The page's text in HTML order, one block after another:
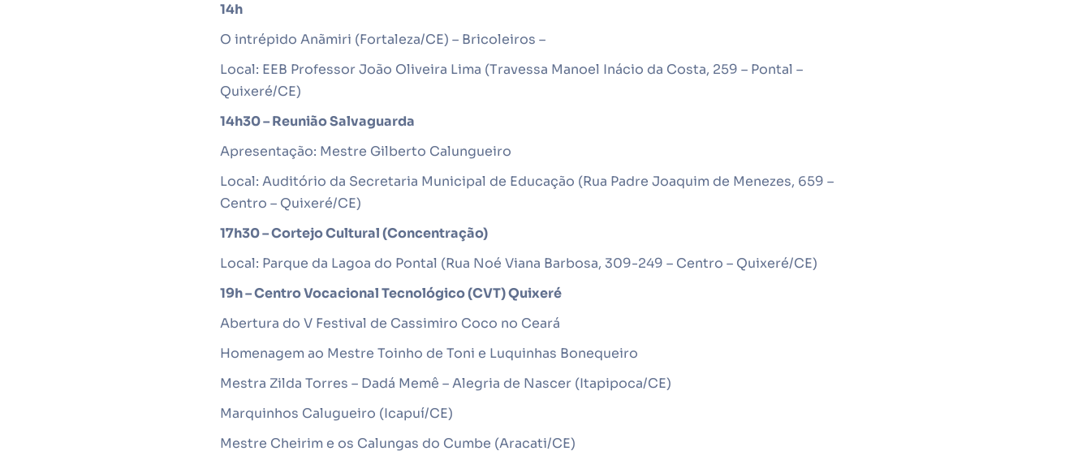
14h
O intrépido Anãmiri (Fortaleza/CE) – Bricoleiros –
Local: EEB Professor João Oliveira Lima (Travessa Manoel Inácio da Costa, 259 – Pontal –
Quixeré/CE)
14h30 – Reunião Salvaguarda
Apresentação: Mestre Gilberto Calungueiro
Local: Auditório da Secretaria Municipal de Educação (Rua Padre Joaquim de Menezes, 659 –
Centro – Quixeré/CE)
17h30 – Cortejo Cultural (Concentração)
Local: Parque da Lagoa do Pontal (Rua Noé Viana Barbosa, 309-249 – Centro – Quixeré/CE)
19h – Centro Vocacional Tecnológico (CVT) Quixeré
Abertura do V Festival de Cassimiro Coco no Ceará
Homenagem ao Mestre Toinho de Toni e Luquinhas Bonequeiro
Mestra Zilda Torres – Dadá Memê – Alegria de Nascer (Itapipoca/CE)
Marquinhos Calugueiro (Icapuí/CE)
Mestre Cheirim e os Calungas do Cumbe (Aracati/CE)